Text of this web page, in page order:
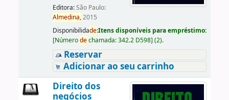
Editora:São Paulo:
Almedina,2015
Disponibilidade:Itens disponíveis para empréstimo:
[Númerodechamada:342.2 D598] (2).
Reservar
Adicionar ao seu carrinho
Direito dos
negócios